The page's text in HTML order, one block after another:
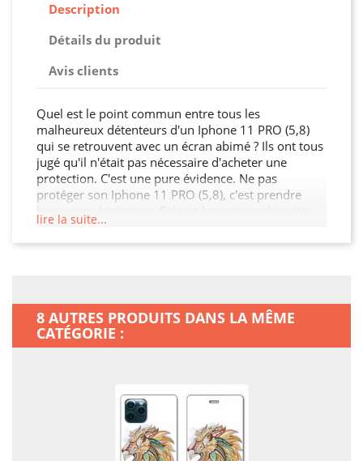
Description
Détails du produit
Avis clients
Quel est le point commun entre tous les
malheureux détenteurs d'un Iphone 11 PRO (5,8)
qui se retrouvent avec un écran abimé ? Ils ont tous
jugé qu'il n'était pas nécessaire d'acheter une
protection. C'est une pure évidence. Ne pas
protéger son Iphone 11 PRO (5,8), c'est prendre
qu'on le pense : qui n'a jamais fait tomber un objet
par terre, qui ne s'est jamais fait bousculer, qui n'a
pas proportionnelle à son prix? En plus des fêlures
d'écran, des touches qui se bloquent, on peut en
plus aujourd'hui ajouter la housse qui se tord
lire la suite...
8 AUTRES PRODUITS DANS LA MÊME
CATÉGORIE :